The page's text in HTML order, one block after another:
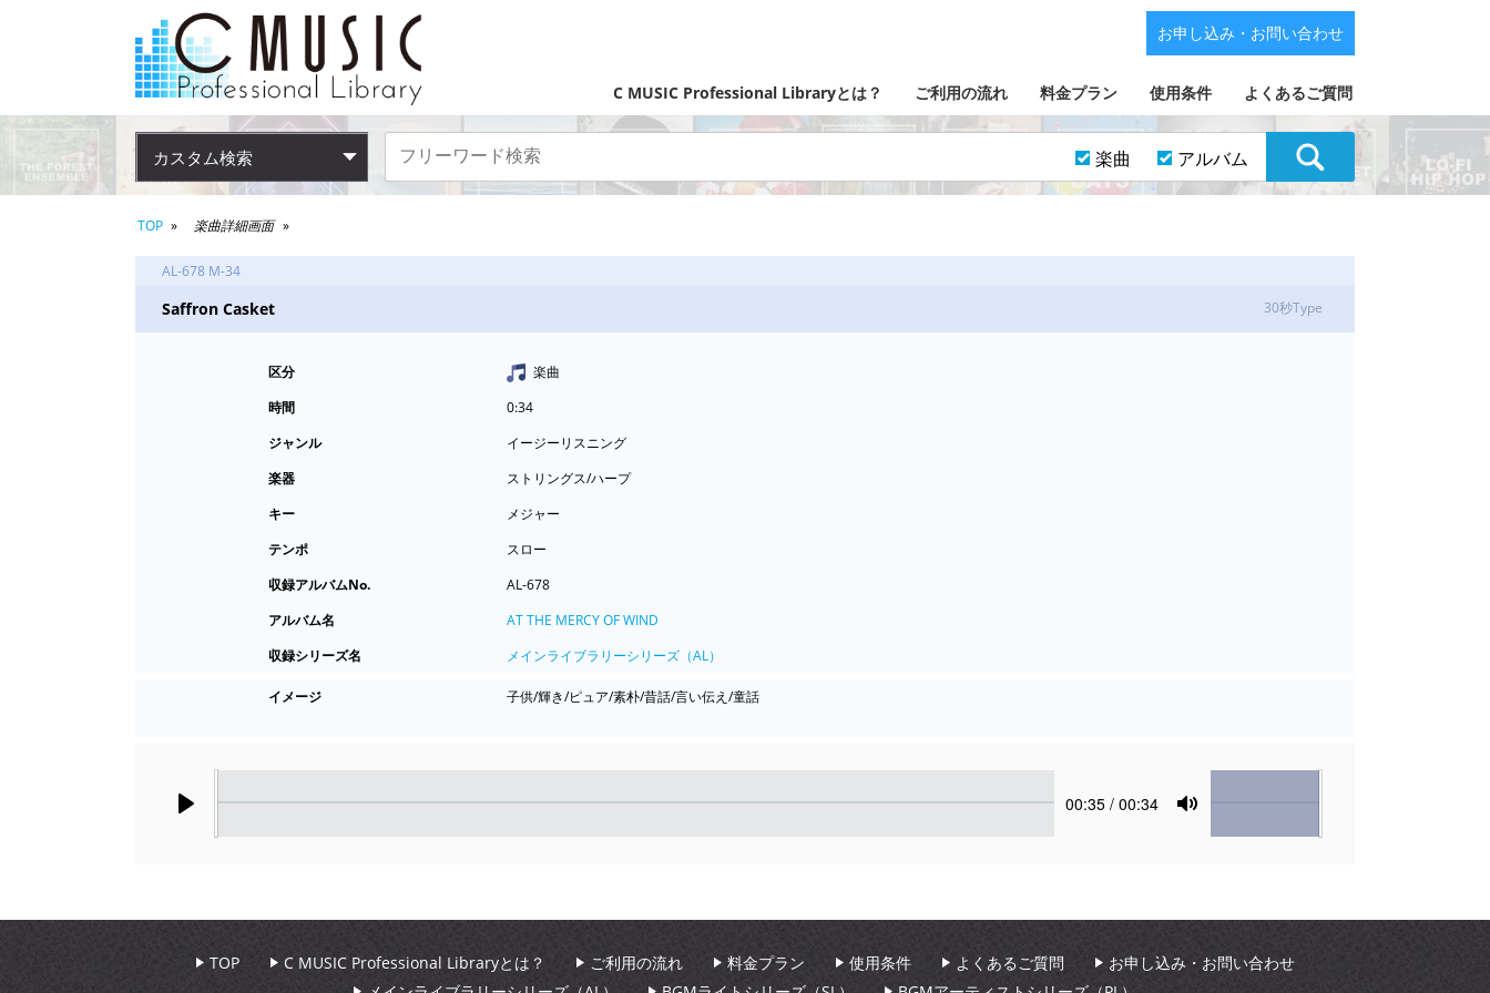
C MUSIC Professional Libraryとは？ ご利用の流れ 料金プラン 使用条件 よくあるご質問
お申し込み・お問い合わせ
カスタム検索 楽曲 アルバム
TOP 楽曲詳細画面
AL-678 M-34
Saffron Casket 30秒Type
区分
楽曲
時間
0:34
ジャンル
イージーリスニング
楽器
ストリングス/ハープ
キー
メジャー
テンポ
スロー
収録アルバムNo.
AL-678
アルバム名
AT THE MERCY OF WIND
収録シリーズ名
メインライブラリーシリーズ（AL）
イメージ 子供/輝き/ピュア/素朴/昔話/言い伝え/童話
Current
00:35 / 00:34
Mute
Volume
TOP C MUSIC Professional Libraryとは？ ご利用の流れ 料金プラン 使用条件 よくあるご質問
お申し込み・お問い合わせ